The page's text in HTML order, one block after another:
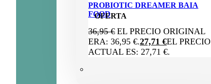
OFERTA
PROBIOTIC DREAMER BAIA
FOOD
36,95€ EL PRECIO ORIGINAL
ERA: 36,95 €.27,71 €EL PRECIO
ACTUAL ES: 27,71 €.